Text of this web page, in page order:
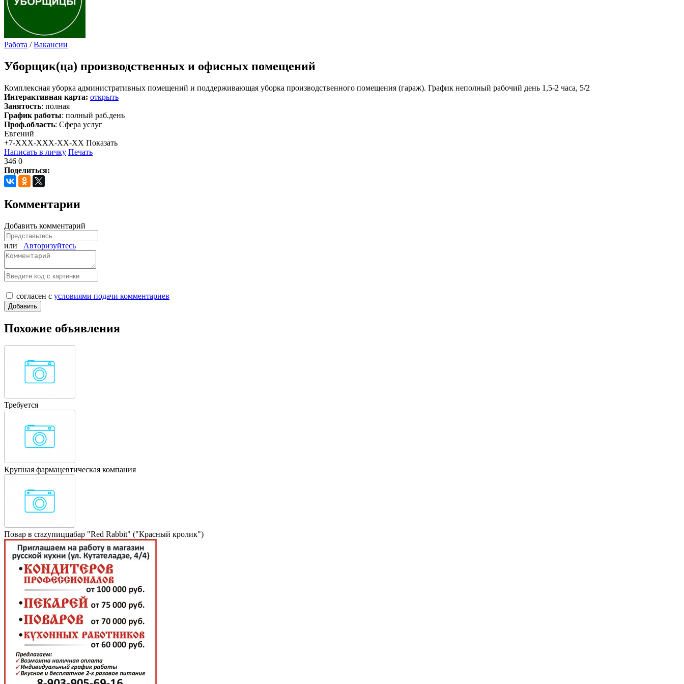
Работа /Вакансии
Уборщик(ца) производственных и офисных помещений
Комплексная уборка административных помещений и поддерживающая уборка производственного помещения (гараж). График неполный рабочий день 1,5-2 часа, 5/2
Интерактивная карта: открыть
Занятость: полная
График работы: полный раб.день
Проф.область: Сфера услуг
Евгений
+7-XXX-XXX-XX-XX Показать
Написать в личку Печать
346 0
Поделиться:
Комментарии
Добавить комментарий
или Авторизуйтесь
согласен с условиями подачи комментариев
Похожие объявления
Требуется
Крупная фармацевтическая компания
Повар в crazyпиццабар "Red Rabbit" ("Красный кролик")